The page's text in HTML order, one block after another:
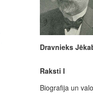
Dravnieks
Raksti I
Biografija un